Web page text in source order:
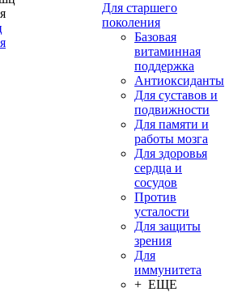
Для старшего
поколения
Базовая
витаминная
поддержка
Антиоксиданты
Для суставов и
подвижности
Для памяти и
работы мозга
Для здоровья
сердца и
сосудов
Против
усталости
Для защиты
зрения
Для
иммунитета
+ ЕЩЕ